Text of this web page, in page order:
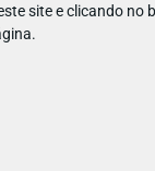
site e clicando no